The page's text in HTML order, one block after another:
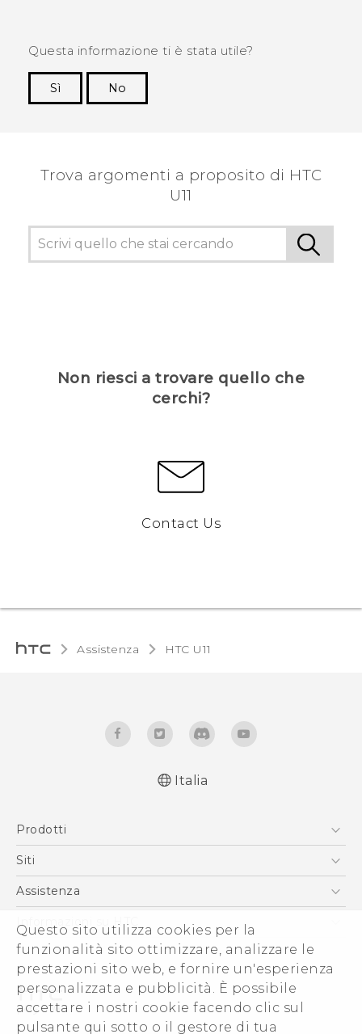
Questo sito utilizza cookies per la
funzionalità sito ottimizzare, analizzare le
prestazioni sito web, e fornire un'esperienza
personalizzata e pubblicità. È possibile
accettare i nostri cookie facendo clic sul
pulsante qui sotto o il gestore di tua
Questa informazione ti è stata utile?
Sì
No
Trova argomenti a proposito di HTC
U11
Non riesci a trovare quello che
cerchi?
Contact Us
Assistenza HTC U11‎
normativa (Dual Nano-Sim)
Italiano - Guida sulla sicurezza e sulla
Italia
Prodotti
Smartphone
Vive
Accessori
Siti
HTC VIVE
Assistenza
Ecommerce Assistenza
Informazioni su HTC
ESG
Uffici Commerciali
Investitori (Inglese)
Cookie Preferences